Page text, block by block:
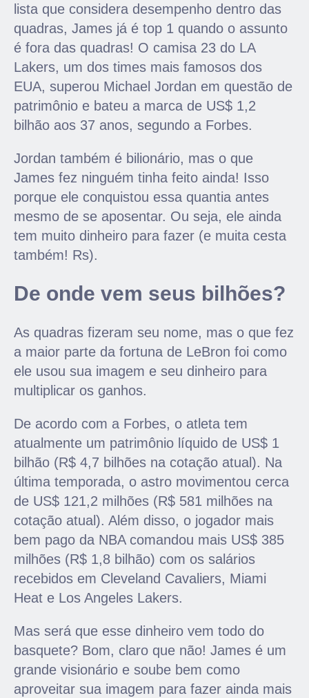
lista que considera desempenho dentro das
quadras, James já é top 1 quando o assunto
é fora das quadras! O camisa 23 do LA
Lakers, um dos times mais famosos dos
EUA, superou Michael Jordan em questão de
patrimônio e bateu a marca de US$ 1,2
bilhão aos 37 anos, segundo a Forbes.
Jordan também é bilionário, mas o que
James fez ninguém tinha feito ainda! Isso
porque ele conquistou essa quantia antes
mesmo de se aposentar. Ou seja, ele ainda
tem muito dinheiro para fazer (e muita cesta
também! Rs).
De onde vem seus bilhões?
As quadras fizeram seu nome, mas o que fez
a maior parte da fortuna de LeBron foi como
ele usou sua imagem e seu dinheiro para
multiplicar os ganhos.
De acordo com a Forbes, o atleta tem
atualmente um patrimônio líquido de US$ 1
bilhão (R$ 4,7 bilhões na cotação atual). Na
última temporada, o astro movimentou cerca
de US$ 121,2 milhões (R$ 581 milhões na
cotação atual). Além disso, o jogador mais
bem pago da NBA comandou mais US$ 385
milhões (R$ 1,8 bilhão) com os salários
recebidos em Cleveland Cavaliers, Miami
Heat e Los Angeles Lakers.
Mas será que esse dinheiro vem todo do
basquete? Bom, claro que não! James é um
grande visionário e soube bem como
aproveitar sua imagem para fazer ainda mais